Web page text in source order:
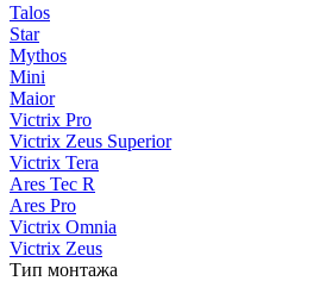
Talos
Star
Mythos
Mini
Maior
Victrix Pro
Victrix Zeus Superior
Victrix Tera
Ares Tec R
Ares Pro
Victrix Omnia
Victrix Zeus
Тип монтажа